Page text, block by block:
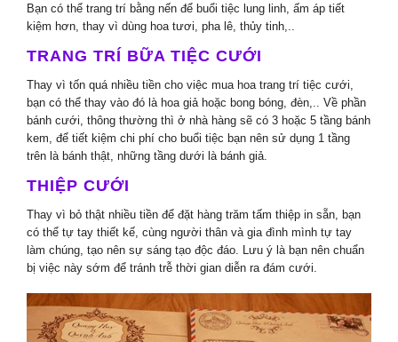
Bạn có thể trang trí bằng nến để buổi tiệc lung linh, ấm áp tiết
kiệm hơn, thay vì dùng hoa tươi, pha lê, thủy tinh,..
TRANG TRÍ BỮA TIỆC CƯỚI
Thay vì tốn quá nhiều tiền cho việc mua hoa trang trí tiệc cưới,
bạn có thể thay vào đó là hoa giả hoặc bong bóng, đèn,.. Về phần
bánh cưới, thông thường thì ở nhà hàng sẽ có 3 hoặc 5 tầng bánh
kem, để tiết kiệm chi phí cho buổi tiệc bạn nên sử dụng 1 tầng
trên là bánh thật, những tầng dưới là bánh giả.
THIỆP CƯỚI
Thay vì bỏ thật nhiều tiền để đặt hàng trăm tấm thiệp in sẵn, bạn
có thể tự tay thiết kế, cùng người thân và gia đình mình tự tay
làm chúng, tạo nên sự sáng tạo độc đáo. Lưu ý là bạn nên chuẩn
bị việc này sớm để tránh trễ thời gian diễn ra đám cưới.